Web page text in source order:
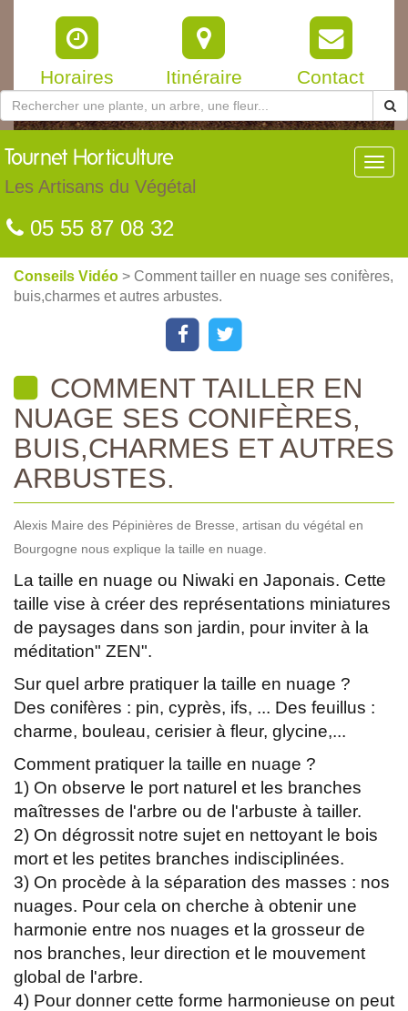
Horaires Itinéraire Contact
Tournet Horticulture
Les Artisans du Végétal
05 55 87 08 32
Conseils Vidéo > Comment tailler en nuage ses conifères,
buis,charmes et autres arbustes.
COMMENT TAILLER EN
NUAGE SES CONIFÈRES,
BUIS,CHARMES ET AUTRES
ARBUSTES.
Alexis Maire des Pépinières de Bresse, artisan du végétal en
Bourgogne nous explique la taille en nuage.
La taille en nuage ou Niwaki en Japonais. Cette
taille vise à créer des représentations miniatures
de paysages dans son jardin, pour inviter à la
méditation" ZEN".
Sur quel arbre pratiquer la taille en nuage ?
Des conifères : pin, cyprès, ifs, ... Des feuillus :
charme, bouleau, cerisier à fleur, glycine,...
Comment pratiquer la taille en nuage ?
1) On observe le port naturel et les branches
maîtresses de l'arbre ou de l'arbuste à tailler.
2) On dégrossit notre sujet en nettoyant le bois
mort et les petites branches indisciplinées.
3) On procède à la séparation des masses : nos
nuages. Pour cela on cherche à obtenir une
harmonie entre nos nuages et la grosseur de
nos branches, leur direction et le mouvement
global de l'arbre.
4) Pour donner cette forme harmonieuse on peut